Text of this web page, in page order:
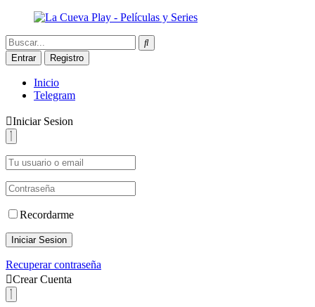
Entrar Registro
Inicio
Telegram
Iniciar Sesion
Recordarme
Iniciar Sesion
Recuperar contraseña
Crear Cuenta